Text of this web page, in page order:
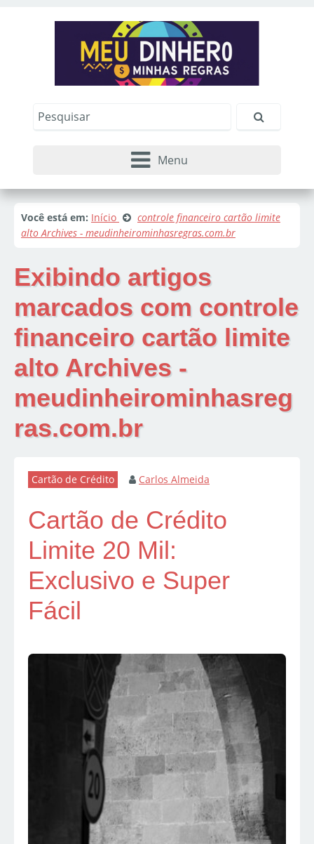
Menu
Você está em: Início
controle financeiro cartão limite
alto Archives - meudinheirominhasregras.com.br
Exibindo artigos
marcados com controle
financeiro cartão limite
alto Archives -
meudinheirominhasreg
ras.com.br
Cartão de Crédito Carlos Almeida
Cartão de Crédito
Limite 20 Mil:
Exclusivo e Super
Fácil